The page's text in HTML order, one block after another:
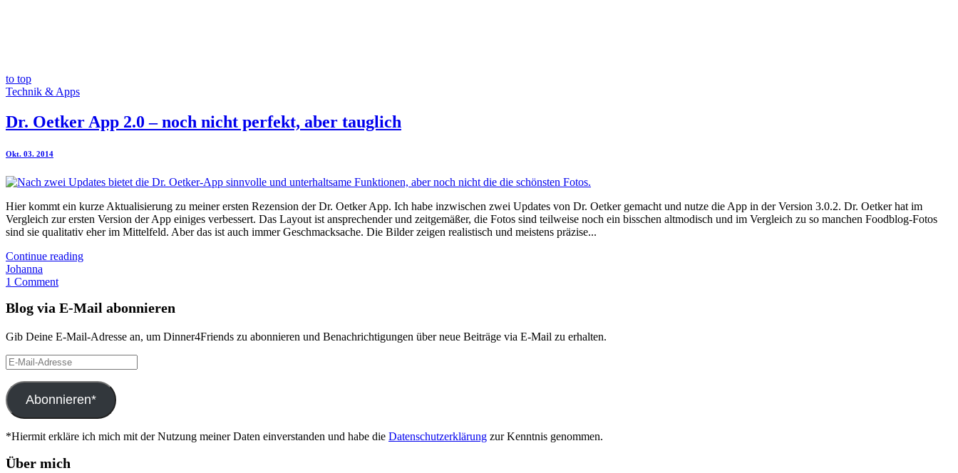
to top
Technik & Apps
Dr. Oetker App 2.0 – noch nicht perfekt, aber tauglich
Okt. 03. 2014
Hier kommt ein kurze Aktualisierung zu meiner ersten Rezension der Dr. Oetker App. Ich habe inzwischen zwei Updates von Dr. Oetker gemacht und nutze die App in der Version 3.0.2. Dr. Oetker hat im
Vergleich zur ersten Version der App einiges verbessert. Das Layout ist ansprechender und zeitgemäßer, die Fotos sind teilweise noch ein bisschen altmodisch und im Vergleich zu so manchen Foodblog-Fotos
sind sie qualitativ eher im Mittelfeld. Aber das ist auch immer Geschmacksache. Die Bilder zeigen realistisch und meistens präzise...
Continue reading
Johanna
1 Comment
Blog via E-Mail abonnieren
Gib Deine E-Mail-Adresse an, um Dinner4Friends zu abonnieren und Benachrichtigungen über neue Beiträge via E-Mail zu erhalten.
E-
Mail-
Adresse
Abonnieren*
*Hiermit erkläre ich mich mit der Nutzung meiner Daten einverstanden und habe die Datenschutzerklärung zur Kenntnis genommen.
Über mich